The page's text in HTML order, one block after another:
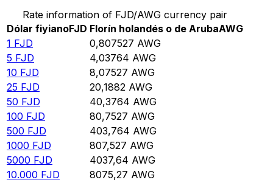
Rate information of FJD/AWG currency pair
Dólar fiyianoFJD Florín holandés o de ArubaAWG
1 FJD 0,807527 AWG
5 FJD 4,03764 AWG
10 FJD 8,07527 AWG
25 FJD 20,1882 AWG
50 FJD 40,3764 AWG
100 FJD 80,7527 AWG
500 FJD 403,764 AWG
1000 FJD 807,527 AWG
5000 FJD 4037,64 AWG
10.000 FJD 8075,27 AWG